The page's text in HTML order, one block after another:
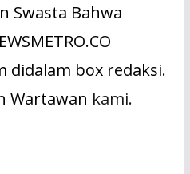
Swasta Bahwa
didalam box redaksi.
Wartawan kami.